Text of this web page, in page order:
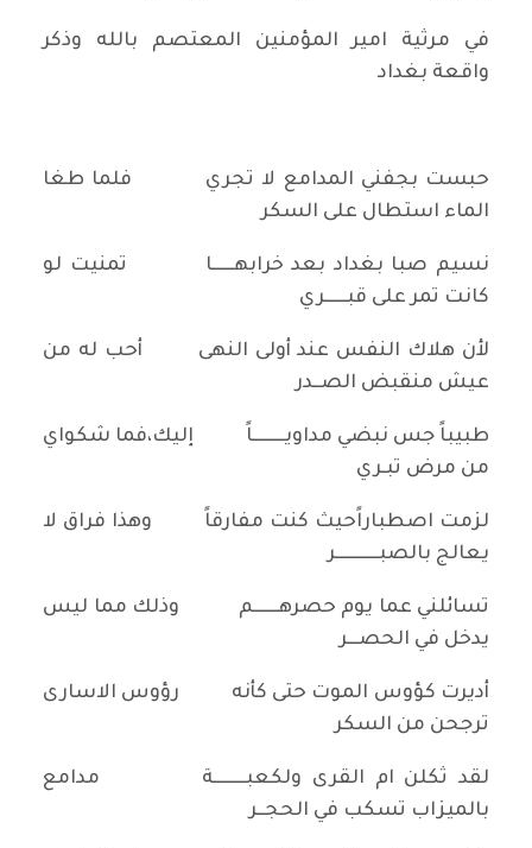
في مرثية امير المؤمنين المعتصم بالله وذكر
واقعة بغداد
حبست بجفني المدامع لا تجري فلما طغا
الماء استطال على السكر
نسيم صبا بغداد بعد خرابهــــــا تمنيت لو
كانت تمر على قبــــــري
لأن هلاك النفس عند أولى النهى أحب له من
عيش منقبض الصــدر
طبيباً جس نبضي مداويـــــــــاً إليك،فما شكواي
من مرض تبـري
لزمت اصطباراًحيث كنت مفارقاً وهذا فراق لا
يعالج بالصبــــــــــــر
تسائلني عما يوم حصرهـــــــم وذلك مما ليس
يدخل في الحصـــر
أديرت كؤوس الموت حتى كأنه رؤوس الاسارى
ترجحن من السكر
لقد ثكلن ام القرى ولكعبـــــــــة مدامع
بالميزاب تسكب في الحجــر